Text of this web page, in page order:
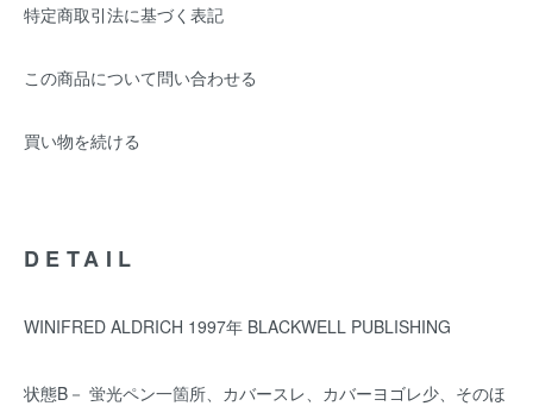
特定商取引法に基づく表記
この商品について問い合わせる
買い物を続ける
DETAIL
WINIFRED ALDRICH 1997年 BLACKWELL PUBLISHING
状態B－ 蛍光ペン一箇所、カバースレ、カバーヨゴレ少、そのほ